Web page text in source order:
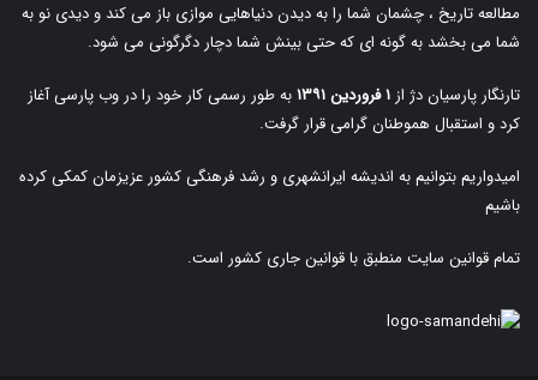
مطالعه تاریخ ، چشمان شما را به دیدن دنیاهایی موازی باز می کند و دیدی نو به
شما می بخشد به گونه ای که حتی بینش شما دچار دگرگونی می شود.
تارنگار پارسیان دژ از ۱ فروردین ۱۳۹۱
به طور رسمی کار خود را در وب پارسی آغاز
کرد و استقبال هموطنان گرامی قرار گرفت.
امیدواریم بتوانیم به اندیشه ایرانشهری و رشد فرهنگی کشور عزیزمان کمکی کرده
باشیم
تمام قوانین سایت منطبق با قوانین جاری کشور است.